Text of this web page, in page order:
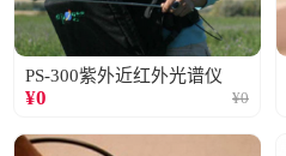
PS-300紫外近红外光谱仪
¥0 ¥0